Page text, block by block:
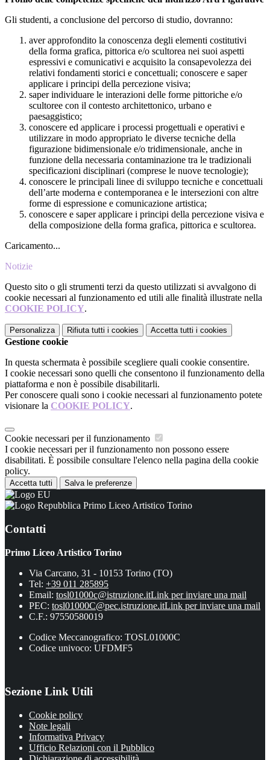
Gli studenti, a conclusione del percorso di studio, dovranno:
aver approfondito la conoscenza degli elementi costitutivi
della forma grafica, pittorica e/o scultorea nei suoi aspetti
espressivi e comunicativi e acquisito la consapevolezza dei
relativi fondamenti storici e concettuali; conoscere e saper
applicare i principi della percezione visiva;
saper individuare le interazioni delle forme pittoriche e/o
scultoree con il contesto architettonico, urbano e
paesaggistico;
conoscere ed applicare i processi progettuali e operativi e
utilizzare in modo appropriato le diverse tecniche della
figurazione bidimensionale e/o tridimensionale, anche in
funzione della necessaria contaminazione tra le tradizionali
specificazioni disciplinari (comprese le nuove tecnologie);
conoscere le principali linee di sviluppo tecniche e concettuali
dell’arte moderna e contemporanea e le intersezioni con altre
forme di espressione e comunicazione artistica;
conoscere e saper applicare i principi della percezione visiva e
della composizione della forma grafica, pittorica e scultorea.
Caricamento...
Notizie
Questo sito o gli strumenti terzi da questo utilizzati si avvalgono di
cookie necessari al funzionamento ed utili alle finalità illustrate nella
COOKIE POLICY.
Personalizza Rifiuta tutti i cookies Accetta tutti i cookies
Gestione cookie
In questa schermata è possibile scegliere quali cookie consentire.
I cookie necessari sono quelli che consentono il funzionamento della
piattaforma e non è possibile disabilitarli.
Per conoscere quali sono i cookie necessari al funzionamento potete
visionare la COOKIE POLICY.
Cookie necessari per il funzionamento
I cookie necessari per il funzionamento non possono essere
disabilitati. È possibile consultare l'elenco nella pagina della cookie
policy.
Accetta tutti Salva le preferenze
Primo Liceo Artistico Torino
Contatti
Primo Liceo Artistico Torino
Via Carcano, 31 - 10153 Torino (TO)
Tel: +39 011 285895
Email: tosl01000c@istruzione.itLink per inviare una mail
PEC: tosl01000C@pec.istruzione.itLink per inviare una mail
C.F.: 97550580019
Codice Meccanografico: TOSL01000C
Codice univoco: UFDMF5
Sezione Link Utili
Cookie policy
Note legali
Informativa Privacy
Ufficio Relazioni con il Pubblico